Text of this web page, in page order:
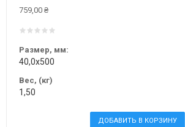
759,00 ₴
Размер, мм:
40,0х500
Вес, (кг)
1,50